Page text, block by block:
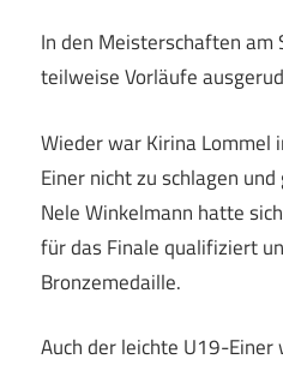
In den Meisterschaften am
teilweise Vorläufe
Wieder war Kirina
Einer nicht zu schlagen
Nele Winkelmann hatte
für das Finale qualifiziert
Bronzemedaille.
Auch der leichte U19-